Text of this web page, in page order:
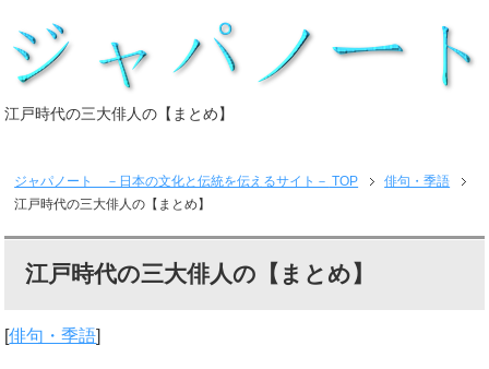
江戸時代の三大俳人の【まとめ】
ジャパノート －日本の文化と伝統を伝えるサイト－ TOP
俳句・季語
江戸時代の三大俳人の【まとめ】
江戸時代の三大俳人の【まとめ】
[俳句・季語]